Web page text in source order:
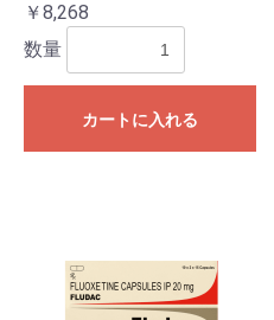
￥8,268
数量
カートに入れる